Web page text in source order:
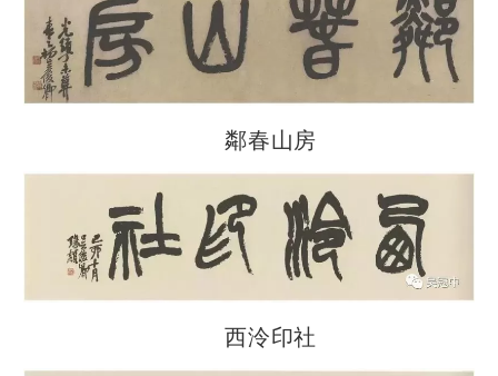
鄰春山房
西泠印社